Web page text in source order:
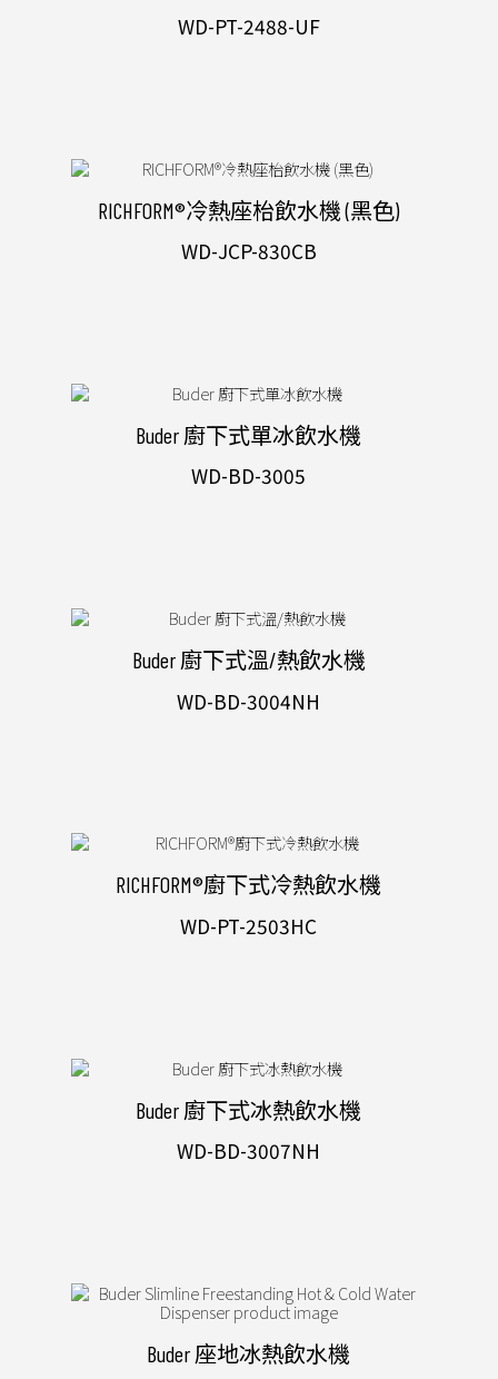
WD-PT-2488-UF
RICHFORM®冷熱座枱飲水機 (黑色)
WD-JCP-830CB
Buder 廚下式單冰飲水機
WD-BD-3005
Buder 廚下式溫/熱飲水機
WD-BD-3004NH
RICHFORM®廚下式冷熱飲水機
WD-PT-2503HC
Buder 廚下式冰熱飲水機
WD-BD-3007NH
Buder 座地冰熱飲水機